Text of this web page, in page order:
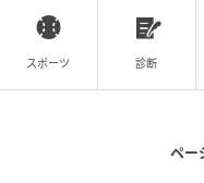
怒鳴らなかった。泣
の紙に並べただけ。
たのだと、今は静かに
スポーツ 診断
ペー